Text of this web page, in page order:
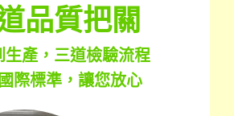
品質把關
生產，三道檢驗流程
際標準，讓您放心